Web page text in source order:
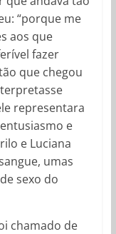
“porque me
aos que
fazer
que chegou
representara
e
e Luciana
umas
sexo do
chamado de